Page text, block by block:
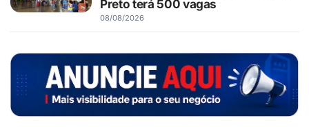
Preto terá 500 vagas
08/08/2026